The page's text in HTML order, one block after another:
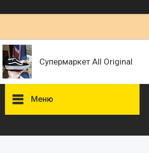
Супермаркет All Original
Меню